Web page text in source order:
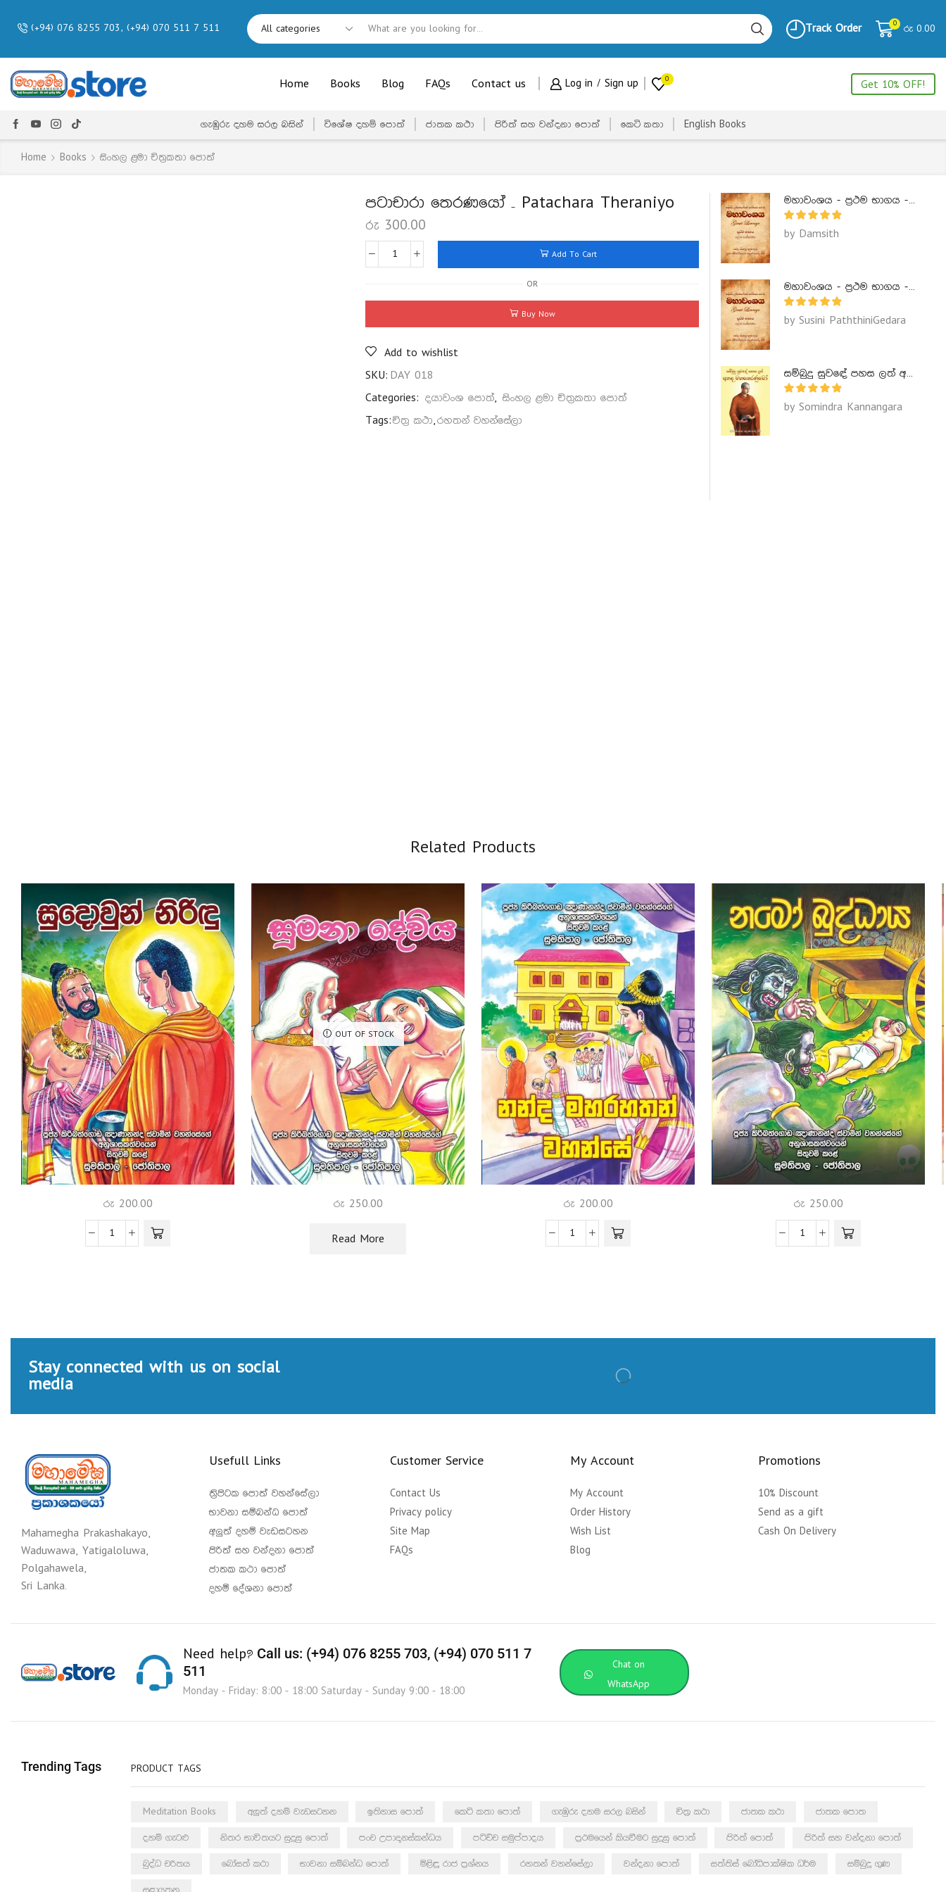
(+94) 076 8255 703, (+94) 070 511 7 511 Track Order 0 රු 0.00
Home Books Blog FAQs Contact us Log in / Sign up 0
Get 10% OFF!
ගැඹුරු දහම සරල බසින් විශේෂ දහම් පොත් ජාතක කථා පිරිත් සහ වන්දනා පොත් කෙටි කතා English Books
Home Books සිංහල ළමා චිත්‍රකතා පොත්
පටාචාරා තෙරණයෝ – Patachara Theraniyo
රු 300.00
Add To Cart
OR
Buy Now
Add to wishlist
SKU: DAY 018
Categories: දයාවංශ පොත්, සිංහල ළමා චිත්‍රකතා පොත්
Tags:චිත්‍ර කථා,රහතන් වහන්සේලා
මහාවංශය - ප්‍රථම භාගය - Mahawanshaya 1
by Damsith
මහාවංශය - ප්‍රථම භාගය - Mahawanshaya 1
by Susini PaththiniGedara
සම්බුදු සුවඳේ පහස ලත් අනඳ මහතෙරණුවෝ - Ananda Maha Theranuwo
by Somindra Kannangara
Related Products
රු 200.00
OUT OF STOCK
රු 250.00
Read More
රු 200.00 රු 250.00
Stay connected with us on social
media
Mahamegha Prakashakayo,
Waduwawa, Yatigaloluwa,
Polgahawela,
Sri Lanka.
Usefull Links
ත්‍රිපිටක පොත් වහන්සේලා
භාවනා සම්බන්ධ පොත්
අලුත් දහම් වැඩසටහන
පිරිත් සහ වන්දනා පොත්
ජාතක කථා පොත්
දහම් දේශනා පොත්
Customer Service
Contact Us
Privacy policy
Site Map
FAQs
My Account
My Account
Order History
Wish List
Blog
Promotions
10% Discount
Send as a gift
Cash On Delivery
Need help? Call us: (+94) 076 8255 703, (+94) 070 511 7
511
Monday - Friday: 8:00 - 18:00 Saturday - Sunday 9:00 - 18:00
Chat on
WhatsApp
Trending Tags PRODUCT TAGS
Meditation Books අලුත් දහම් වැඩසටහන ඉතිහාස පොත් කෙටි කතා පොත් ගැඹුරු දහම සරල බසින් චිත්‍ර කථා ජාතක කථා ජාතක පොත
දහම් ගැටළු නිතර භාවිතයට සුදුසු පොත් පංච උපාදානස්කන්ධය පටිච්ච සමුප්පාදය ප්‍රථමයෙන් කියවීමට සුදුසු පොත් පිරිත් පොත් පිරිත් සහ වන්දනා පොත්
බුද්ධ චරිතය බෝසත් කථා භාවනා සම්බන්ධ පොත් මිළිඳු රාජ ප්‍රශ්නය රහතන් වහන්සේලා වන්දනා පොත් සත්තිස් බෝධිපාක්ෂික ධර්ම සම්බුදු ගුණ